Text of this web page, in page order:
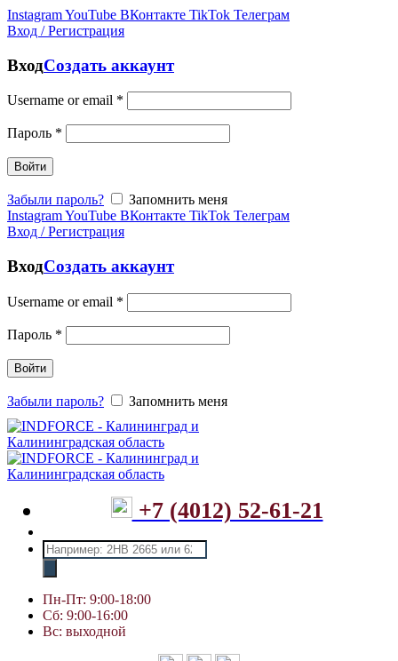
InstagramYouTube ВКонтакте TikTok Телеграм
Вход / Регистрация
ВходСоздать аккаунт
Username or email *
Пароль *
Войти
Забыли пароль?
Запомнить меня
InstagramYouTube ВКонтакте TikTok Телеграм
Вход / Регистрация
ВходСоздать аккаунт
Username or email *
Пароль *
Войти
Забыли пароль? Запомнить меня
+7 (4012) 52-61-21
Поиск
товаров
Пн-Пт: 9:00-18:00
Сб: 9:00-16:00
Вс: выходной